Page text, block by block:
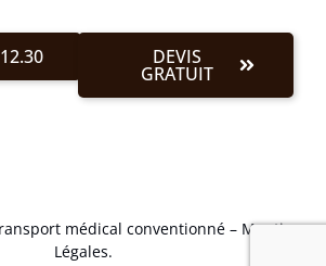
DEVIS
GRATUIT
médical conventionné – Mentions
Légales.